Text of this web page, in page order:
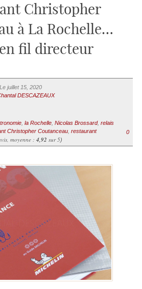
Christopher
à La Rochelle…
en fil directeur
Le juillet 15, 2020
DESCAZEAUX
, la Rochelle, Nicolas Brossard, relais
Christopher Coutanceau, restaurant
moyenne : 4,92 sur 5)
0